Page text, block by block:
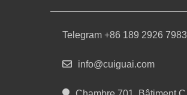
Telegram +86 189 2926 7983
info@cuiguai.com